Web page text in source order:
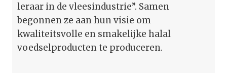
leraar in de vleesindustrie”. Samen
begonnen ze aan hun visie om
kwaliteitsvolle en smakelijke halal
voedselproducten te produceren.